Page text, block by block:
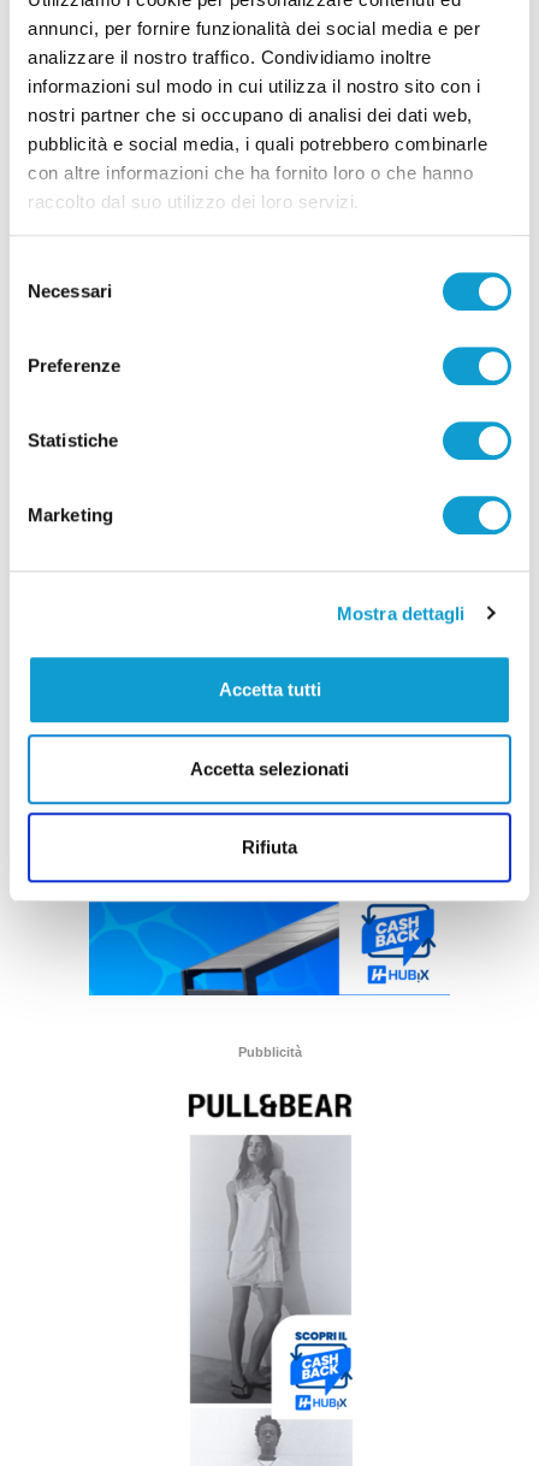
annunci, per fornire funzionalità dei social media e per
analizzare il nostro traffico. Condividiamo inoltre
informazioni sul modo in cui utilizza il nostro sito con i
nostri partner che si occupano di analisi dei dati web,
pubblicità e social media, i quali potrebbero combinarle
con altre informazioni che ha fornito loro o che hanno
raccolto dal suo utilizzo dei loro servizi.
delNecessari
Preferenze
Statistiche
Marketing
Mostra dettagli
Accetta tutti
Accetta selezionati
Rifiuta
e cambia tutto, doppietta di Faggioli
di Pier Paolo Flammini
Pubblicità